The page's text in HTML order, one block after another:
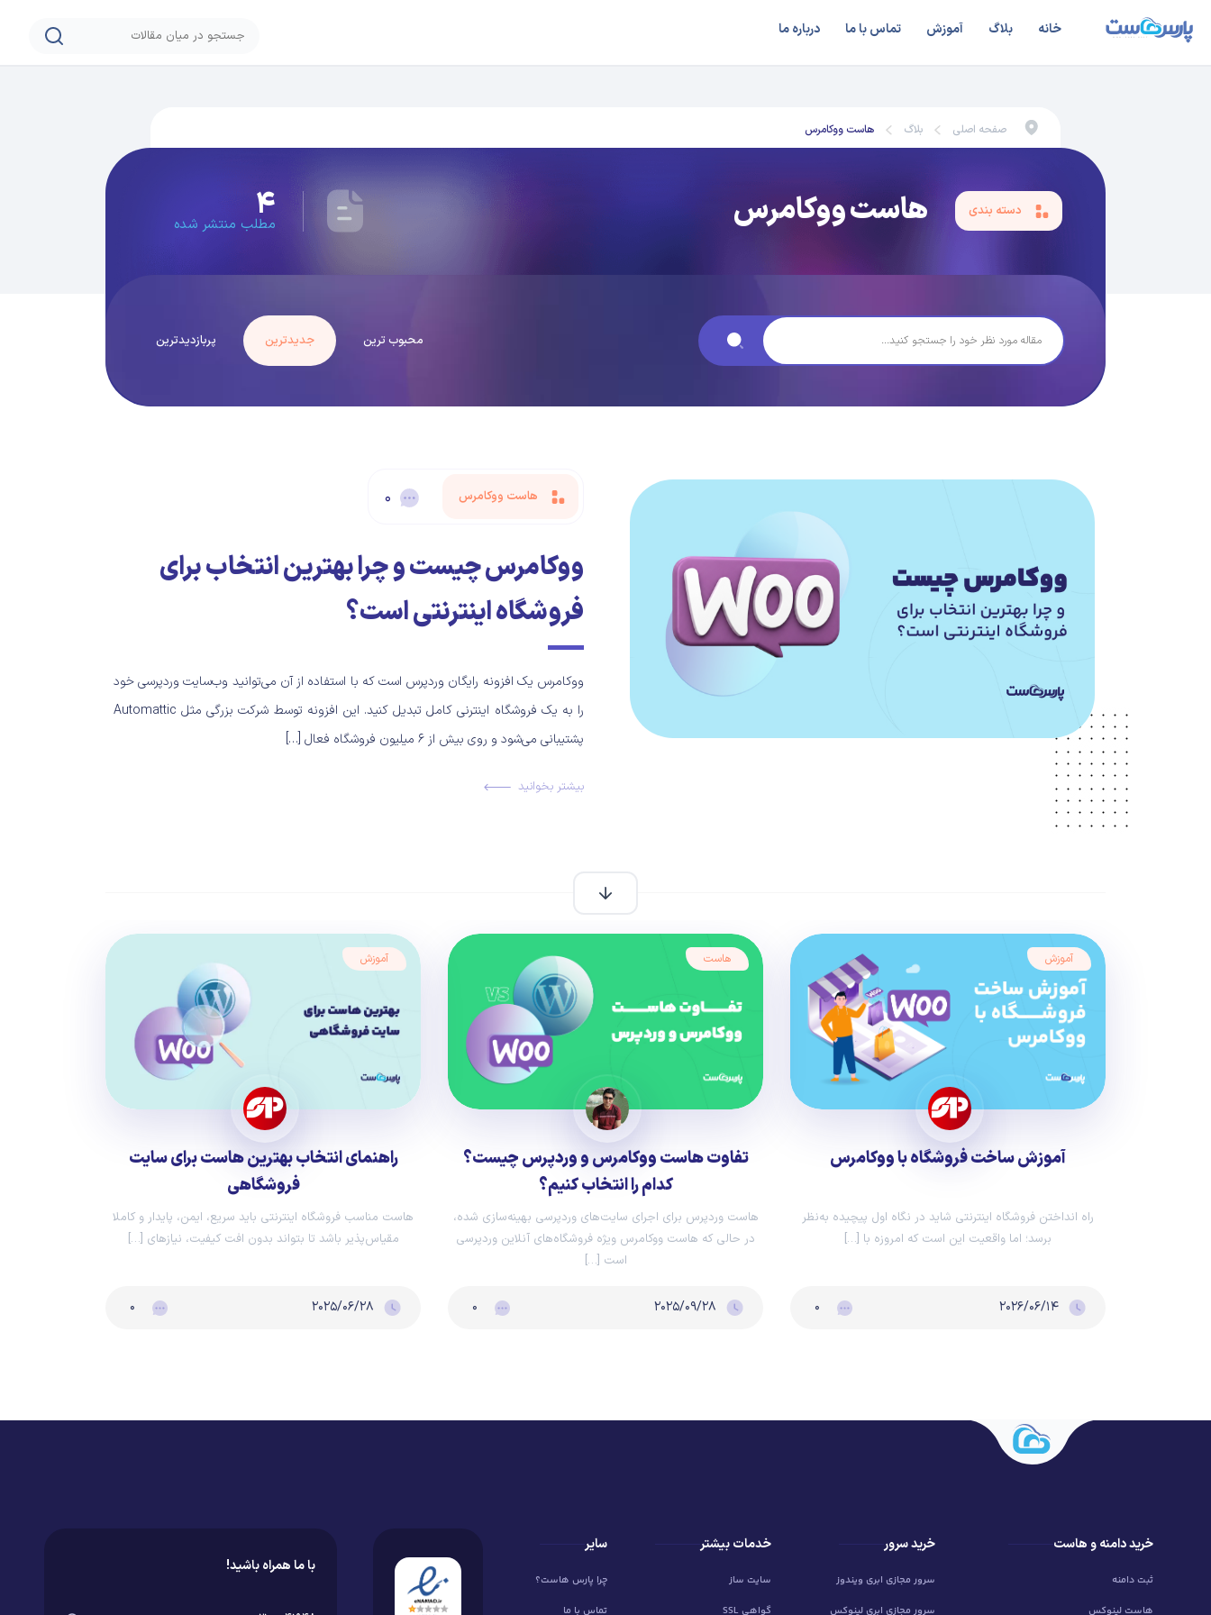
خانه بلاگ آموزش تماس با ما درباره ما
صفحه اصلی بلاگ هاست ووکامرس
دسته بندی هاست ووکامرس ۴
مطلب منتشر شده
محبوب ترین جدیدترین پربازدیدترین
هاست ووکامرس ۰
ووکامرس چیست و چرا بهترین انتخاب برای
فروشگاه اینترنتی است؟
ووکامرس یک افزونه رایگان وردپرس است که با استفاده از آن می‌توانید وب‌سایت وردپرسی خود
را به یک فروشگاه اینترنی کامل تبدیل کنید. این افزونه توسط شرکت بزرگی مثل Automattic
پشتیبانی می‌شود و روی بیش از ۶ میلیون فروشگاه فعال […]
بیشتر بخوانید
آموزش
آموزش ساخت فروشگاه با ووکامرس
راه انداختن فروشگاه اینترنتی شاید در نگاه اول پیچیده به‌نظر
برسد؛ اما واقعیت این است که امروزه با […]
۲۰۲۶/۰۶/۱۴ ۰
هاست
تفاوت هاست ووکامرس و وردپرس چیست؟
کدام را انتخاب کنیم؟
هاست وردپرس برای اجرای سایت‌های وردپرسی بهینه‌سازی شده،
در حالی که هاست ووکامرس ویژه فروشگاه‌های آنلاین وردپرسی
است […]
۲۰۲۵/۰۹/۲۸ ۰
آموزش
راهنمای انتخاب بهترین هاست برای سایت
فروشگاهی
هاست مناسب فروشگاه اینترنتی باید سریع، ایمن، پایدار و کاملا
مقیاس‌پذیر باشد تا بتواند بدون افت کیفیت، نیازهای […]
۲۰۲۵/۰۶/۲۸ ۰
خرید دامنه و هاست
ثبت دامنه
هاست لینوکس
خرید سرور
سرور مجازی ابری ویندوز
سرور مجازی ابری لینوکس
خدمات بیشتر
سایت ساز
گواهی SSL
سایر
چرا پارس هاست؟
تماس با ما
با ما همراه باشید!